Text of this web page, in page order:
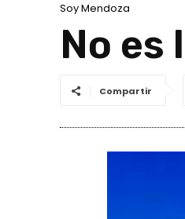
Soy Mendoza
No es
Compartir